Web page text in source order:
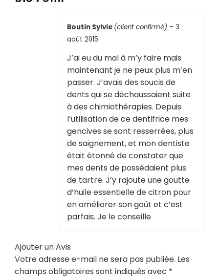
Boutin Sylvie (client confirmé) – 3
août 2015
J’ai eu du mal à m’y faire mais
maintenant je ne peux plus m’en
passer. J’avais des soucis de
dents qui se déchaussaient suite
à des chimiothérapies. Depuis
l’utilisation de ce dentifrice mes
gencives se sont resserrées, plus
de saignement, et mon dentiste
était étonné de constater que
mes dents de possédaient plus
de tartre. J’y rajoute une goutte
d’huile essentielle de citron pour
en améliorer son goût et c’est
parfais. Je le conseille
Ajouter un Avis
Votre adresse e-mail ne sera pas publiée. Les
champs obligatoires sont indiqués avec *